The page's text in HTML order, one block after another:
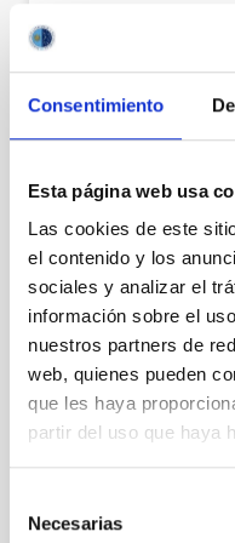
Consentimiento
Esta página web usa
Las cookies de este
el contenido y los
sociales y analizar el
información sobre el
nuestros partners de
web, quienes pueden
que les haya
partir del uso que haya
Necesarias
38570 Izaña, Santa
Contact
CONTACT